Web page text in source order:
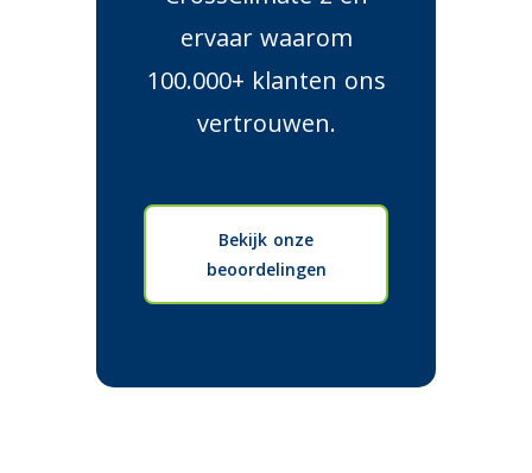
ervaar waarom
100.000+ klanten ons
vertrouwen.
Bekijk onze
beoordelingen